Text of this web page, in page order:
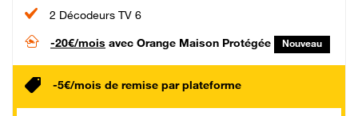
2 Décodeurs TV 6
-20€/mois avec Orange Maison Protégée Nouveau
-5€/mois de remise par plateforme